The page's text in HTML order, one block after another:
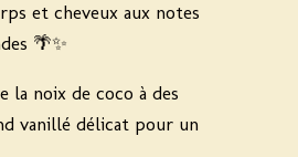
et cheveux aux notes
🌴✨
la noix de coco à des
vanillé délicat pour un